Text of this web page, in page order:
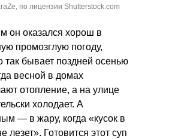
по лицензии Shutterstock.com
он оказался хорош в
промозглую погоду,
так бывает поздней осенью
весной в домах
отопление, а на улице
холодает. А
— в жару, когда «кусок в
лезет». Готовится этот суп